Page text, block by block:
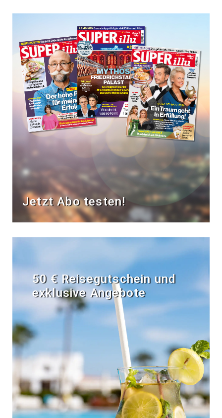
Jetzt Abo testen!
50 € Reisegutschein und
exklusive Angebote